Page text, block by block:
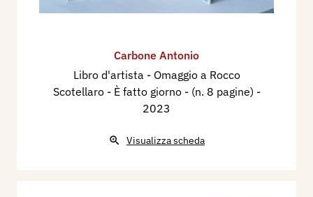
Carbone Antonio
Libro d'artista - Omaggio a Rocco
Scotellaro - È fatto giorno - (n. 8 pagine) -
2023
Visualizza scheda